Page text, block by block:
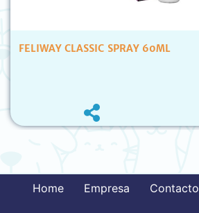
FELIWAY CLASSIC SPRAY 60ML
Home Empresa Contacto